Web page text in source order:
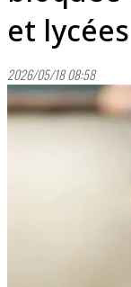
et lycées
2026/05/18 08:58